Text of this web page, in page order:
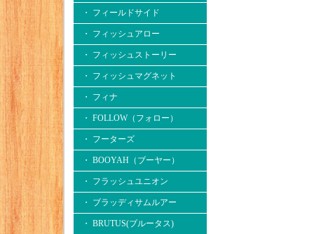
・ フィールドサイド
・ フィッシュアロー
・ フィッシュストーリー
・ フィッシュマグネット
・ フィナ
・ FOLLOW（フォロー）
・ フーターズ
・ BOOYAH（ブーヤー）
・ フラッシュユニオン
・ ブラッディサムルアー
・ BRUTUS(ブルータス)